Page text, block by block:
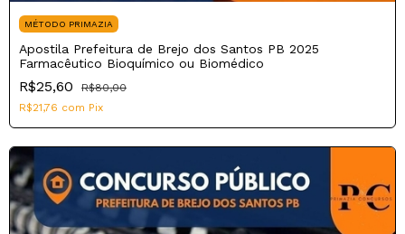
MÉTODO PRIMAZIA
Apostila Prefeitura de Brejo dos Santos PB 2025
Farmacêutico Bioquímico ou Biomédico
R$25,60
R$80,00
R$21,76 com Pix